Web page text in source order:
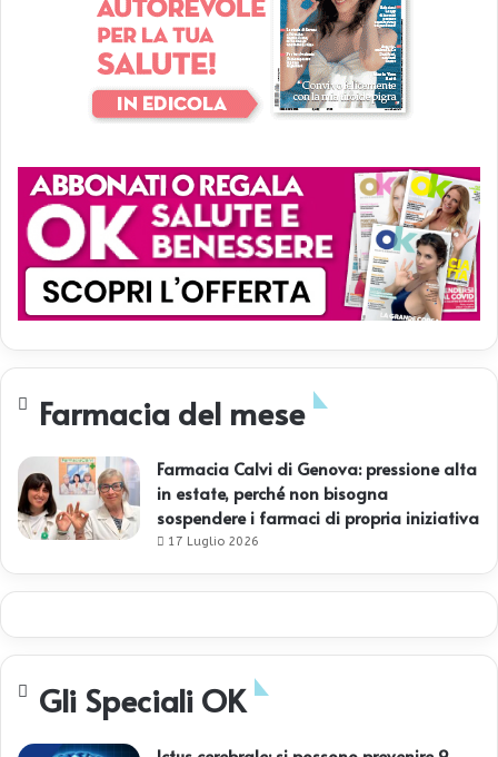
Farmacia del mese
Farmacia Calvi di Genova: pressione alta
in estate, perché non bisogna
sospendere i farmaci di propria iniziativa
17 Luglio 2026
Gli Speciali OK